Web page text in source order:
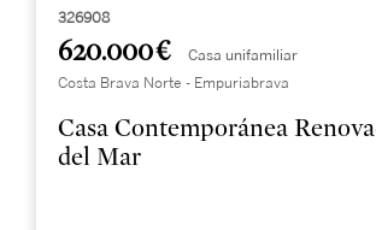
326908
620.000 € Casa unifamiliar
Costa Brava Norte - Empuriabrava
Casa Contemporánea
del Mar